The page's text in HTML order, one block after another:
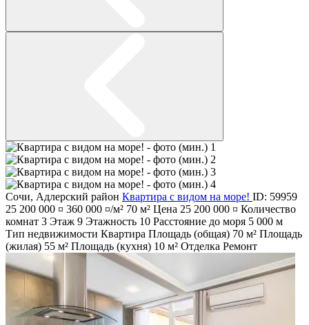
Сочи, Адлерский район Квартира с видом на море! ID: 59959
25 200 000 ¤ 360 000 ¤/м² 70 м² Цена 25 200 000 ¤ Количество
комнат 3 Этаж 9 Этажность 10 Расстояние до моря 5 000 м
Тип недвижимости Квартира Площадь (общая) 70 м² Площадь
(жилая) 55 м² Площадь (кухня) 10 м² Отделка Ремонт